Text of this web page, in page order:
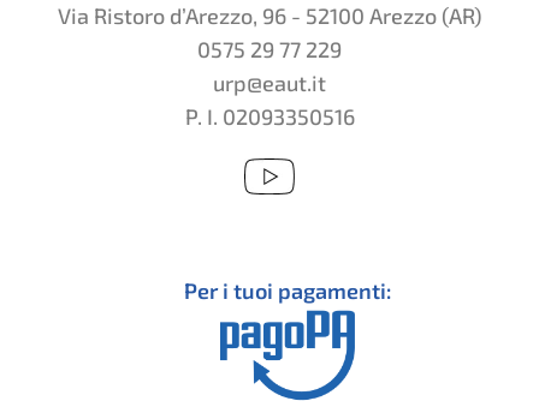
Via Ristoro d’Arezzo, 96 - 52100 Arezzo (AR)
0575 29 77 229
urp@eaut.it
P. I. 02093350516
Per i tuoi pagamenti: